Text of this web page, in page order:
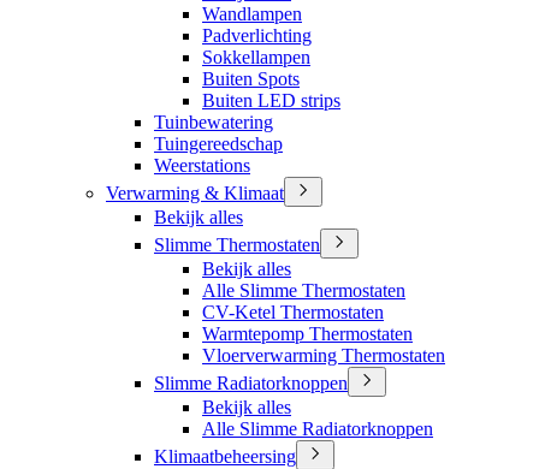
Wandlampen
Padverlichting
Sokkellampen
Buiten Spots
Buiten LED strips
Tuinbewatering
Tuingereedschap
Weerstations
Verwarming & Klimaat
Bekijk alles
Slimme Thermostaten
Bekijk alles
Alle Slimme Thermostaten
CV-Ketel Thermostaten
Warmtepomp Thermostaten
Vloerverwarming Thermostaten
Slimme Radiatorknoppen
Bekijk alles
Alle Slimme Radiatorknoppen
Klimaatbeheersing